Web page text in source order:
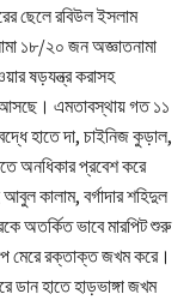
ছেলে রবিউল ইসলাম
১৮/২০ জন অজ্ঞাতনামা
ষড়যন্ত্র করাসহ
আসছে। এমতাবস্থায় গত ১১
হাতে দা, চাইনিজ কুড়াল,
অনধিকার প্রবেশ করে
কালাম, বর্গাদার শহিদুল
অতর্কিত ভাবে মারপিট শুরু
মেরে রক্তাক্ত জখম করে।
ডান হাতে হাড়ভাঙ্গা জখম